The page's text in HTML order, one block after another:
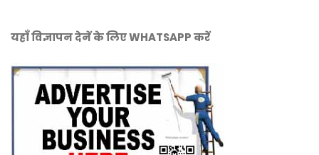
यहाँ विज्ञापन देनें के लिए WHATSAPP करें